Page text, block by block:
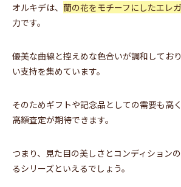
オルキデは、 蘭の花をモチーフにしたエレ
力です。
優美な曲線と控えめな色合いが調和してお
い支持を集めています。
そのためギフトや記念品としての需要も高
高額査定が期待できます。
つまり、見た目の美しさとコンディション
るシリーズといえるでしょう。